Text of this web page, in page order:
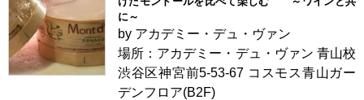
に～
by アカデミー・デュ・ヴァン
場所：アカデミー・デュ・ヴァン 青山校
渋谷区神宮前5-53-67 コスモス青山ガー
デンフロア(B2F)